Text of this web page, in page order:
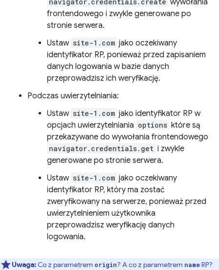
navigator.credentials.create wywołania
frontendowego i zwykle generowane po
stronie serwera.
Ustaw site-1.com jako oczekiwany
identyfikator RP, ponieważ przed zapisaniem
danych logowania w bazie danych
przeprowadzisz ich weryfikację.
Podczas uwierzytelniania:
Ustaw site-1.com jako identyfikator RP w
opcjach uwierzytelniania options które są
przekazywane do wywołania frontendowego
navigator.credentials.get i zwykle
generowane po stronie serwera.
Ustaw site-1.com jako oczekiwany
identyfikator RP, który ma zostać
zweryfikowany na serwerze, ponieważ przed
uwierzytelnieniem użytkownika
przeprowadzisz weryfikację danych
logowania.
Uwaga: Co z parametrem origin? A co z parametrem nameRP?